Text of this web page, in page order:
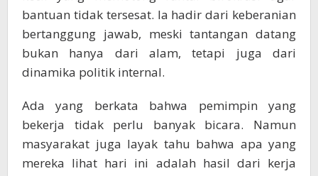
bantuan tidak tersesat. Ia hadir dari keberanian
bertanggung jawab, meski tantangan datang
bukan hanya dari alam, tetapi juga dari
dinamika politik internal.
Ada yang berkata bahwa pemimpin yang
bekerja tidak perlu banyak bicara. Namun
masyarakat juga layak tahu bahwa apa yang
mereka lihat hari ini adalah hasil dari kerja